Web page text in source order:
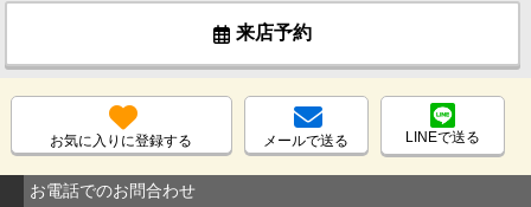
来店予約
お気に入りに登録する メールで送る LINEで送る
お電話でのお問合わせ